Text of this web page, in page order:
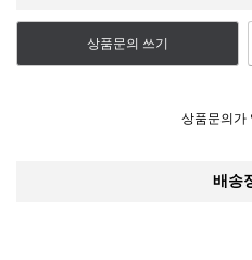
상품문의 쓰기
상품문의가
배송